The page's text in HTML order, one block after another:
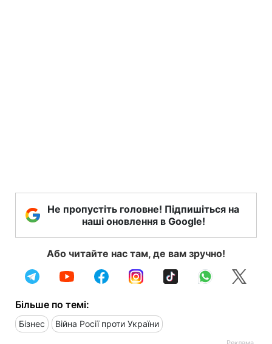
Не пропустіть головне! Підпишіться на
наші оновлення в Google!
Або читайте нас там, де вам зручно!
Більше по темі:
Бізнес Війна Росії проти України